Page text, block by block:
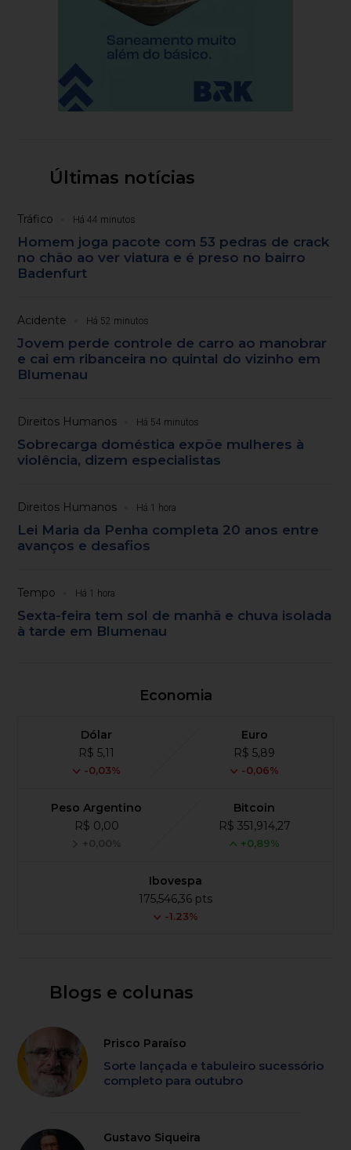
Últimas notícias
Tráfico Há 44 minutos
Homem joga pacote com 53 pedras de crack
no chão ao ver viatura e é preso no bairro
Badenfurt
Acidente Há 52 minutos
Jovem perde controle de carro ao manobrar
e cai em ribanceira no quintal do vizinho em
Blumenau
Direitos Humanos Há 54 minutos
Sobrecarga doméstica expõe mulheres à
violência, dizem especialistas
Direitos Humanos Há 1 hora
Lei Maria da Penha completa 20 anos entre
avanços e desafios
Tempo Há 1 hora
Sexta-feira tem sol de manhã e chuva isolada
à tarde em Blumenau
Economia
Dólar
R$ 5,11
-0,03%
Euro
R$ 5,89
-0,06%
Peso Argentino
R$ 0,00
+0,00%
Bitcoin
R$ 351,914,27
+0,89%
Ibovespa
175,546,36 pts
-1.23%
Blogs e colunas
Prisco Paraíso
Sorte lançada e tabuleiro sucessório
completo para outubro
Gustavo Siqueira